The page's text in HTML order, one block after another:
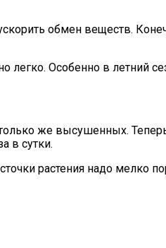
обмен веществ.
Особенно в летний
же высушенных. Теперь
в сутки.
растения надо мелко